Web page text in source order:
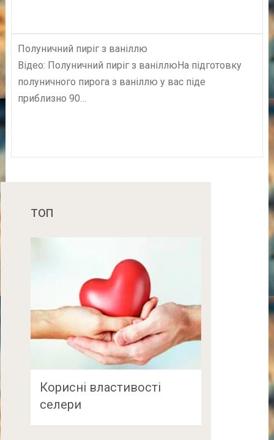
Полуничний пиріг з ваніллю
Відео: Полуничний пиріг з ваніллюНа підготовку
полуничного пирога з ваніллю у вас піде
приблизно 90…
ТОП
Корисні властивості
селери